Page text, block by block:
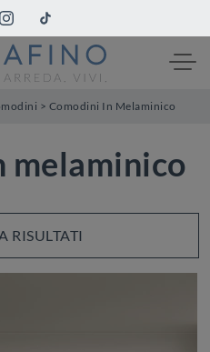
> Comodini In Melaminico
melaminico
RISULTATI